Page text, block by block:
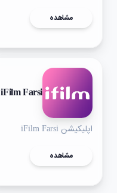
مشاهده
iFilm Farsi
اپلیکیشن iFilm Farsi
مشاهده